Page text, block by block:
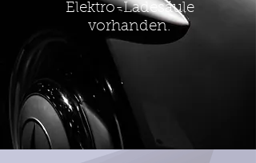
Elektro-Ladesäule
vorhanden.